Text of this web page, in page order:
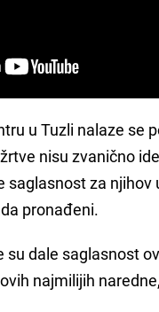
u Tuzli nalaze se
nisu zvanično
saglasnost za
pronađeni.
su dale saglasnost
najmilijih